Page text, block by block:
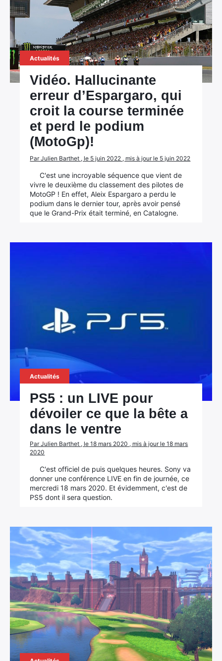
Actualités
Vidéo. Hallucinante
erreur d’Espargaro, qui
croit la course terminée
et perd le podium
(MotoGp)!
Par Julien Barthet , le 5 juin 2022 , mis à jour le 5 juin 2022
C'est une incroyable séquence que vient de
vivre le deuxième du classement des pilotes de
MotoGP ! En effet, Aleix Espargaro a perdu le
podium dans le dernier tour, après avoir pensé
que le Grand-Prix était terminé, en Catalogne.
Actualités
PS5 : un LIVE pour
dévoiler ce que la bête a
dans le ventre
Par Julien Barthet , le 18 mars 2020 , mis à jour le 18 mars
2020
C'est officiel de puis quelques heures. Sony va
donner une conférence LIVE en fin de journée, ce
mercredi 18 mars 2020. Et évidemment, c'est de
PS5 dont il sera question.